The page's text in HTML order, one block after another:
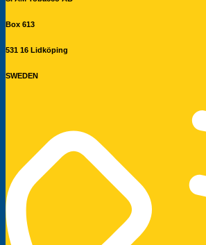
Box 613
531 16 Lidköping
SWEDEN